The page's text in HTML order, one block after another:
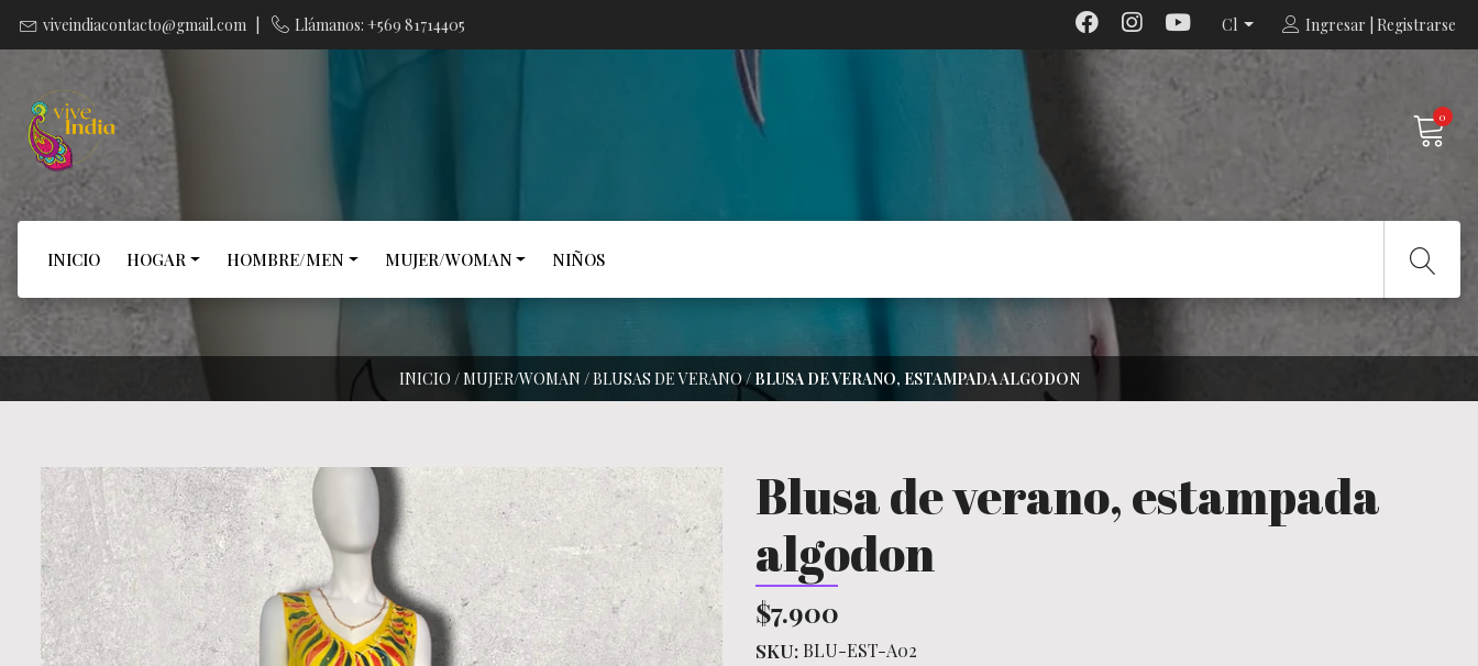
viveindiacontacto@gmail.com Llámanos: +569 81714405 Cl Ingresar | Registrarse
0
INICIO HOGAR HOMBRE/MEN MUJER/WOMAN NIÑOS
INICIO /MUJER/WOMAN /BLUSAS DE VERANO/ BLUSA DE VERANO, ESTAMPADA ALGODON
Blusa de verano, estampada
algodon
$7.900
SKU: BLU-EST-A02